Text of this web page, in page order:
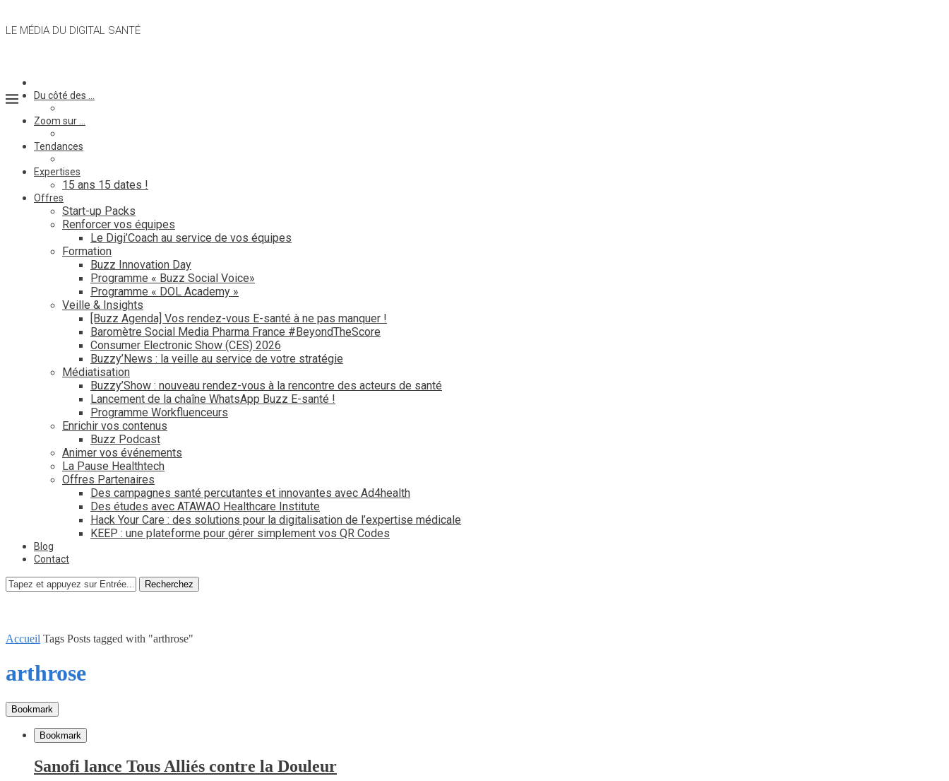
LE MÉDIA DU DIGITAL SANTÉ
Du côté des …
Zoom sur …
Tendances
Expertises
15 ans 15 dates !
Offres
Start-up Packs
Renforcer vos équipes
Le Digi’Coach au service de vos équipes
Formation
Buzz Innovation Day
Programme « Buzz Social Voice»
Programme « DOL Academy »
Veille & Insights
[Buzz Agenda] Vos rendez-vous E-santé à ne pas manquer !
Baromètre Social Media Pharma France #BeyondTheScore
Consumer Electronic Show (CES) 2026
Buzzy’News : la veille au service de votre stratégie
Médiatisation
Buzzy’Show : nouveau rendez-vous à la rencontre des acteurs de santé
Lancement de la chaîne WhatsApp Buzz E-santé !
Programme Workfluenceurs
Enrichir vos contenus
Buzz Podcast
Animer vos événements
La Pause Healthtech
Offres Partenaires
Des campagnes santé percutantes et innovantes avec Ad4health
Des études avec ATAWAO Healthcare Institute
Hack Your Care : des solutions pour la digitalisation de l’expertise médicale
KEEP : une plateforme pour gérer simplement vos QR Codes
Blog
Contact
Recherchez
Accueil Tags Posts tagged with "arthrose"
arthrose
Bookmark
Bookmark
Sanofi lance Tous Alliés contre la Douleur